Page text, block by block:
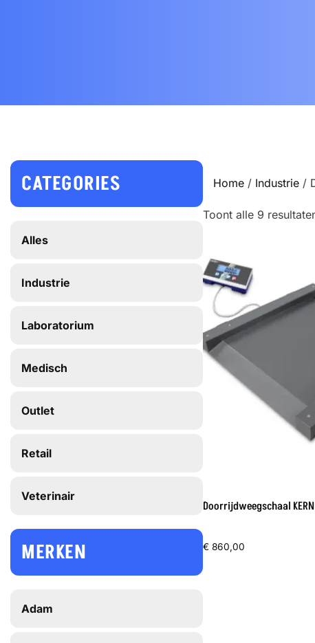
Home / Industrie /
Toont alle 9
Doorrijdweegschaal
€ 860,00
CATEGORIES
Alles
Industrie
Laboratorium
Medisch
Outlet
Retail
Veterinair
MERKEN
Adam